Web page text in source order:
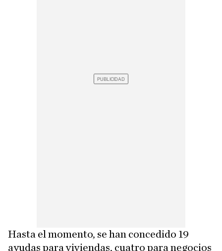
Hasta el momento, se han concedido 19
ayudas para viviendas, cuatro para negocios